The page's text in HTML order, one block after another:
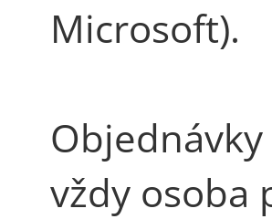
Microsoft).
vždy osoba